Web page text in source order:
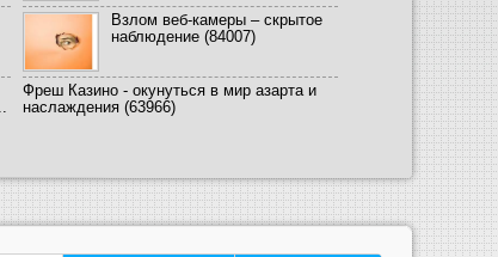
Взлом веб-камеры – скрытое
наблюдение (84007)
Фреш Казино - окунуться в мир азарта и
наслаждения (63966)